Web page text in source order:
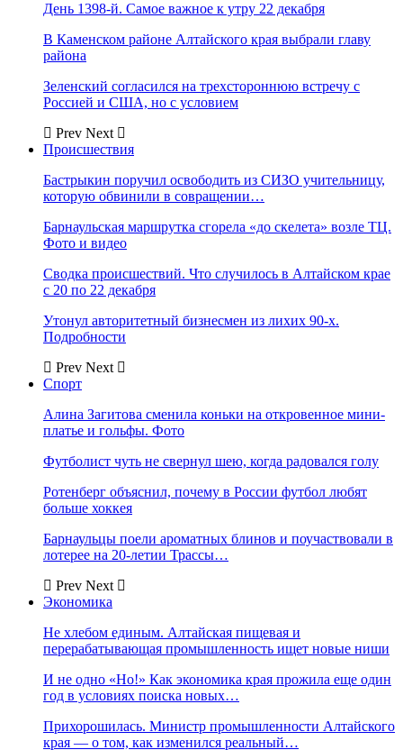
День 1398-й. Самое важное к утру 22 декабря
В Каменском районе Алтайского края выбрали главу
района
Зеленский согласился на трехстороннюю встречу с
Россией и США, но с условием
Prev Next
Происшествия
Бастрыкин поручил освободить из СИЗО учительницу,
которую обвинили в совращении…
Барнаульская маршрутка сгорела «до скелета» возле ТЦ.
Фото и видео
Сводка происшествий. Что случилось в Алтайском крае
с 20 по 22 декабря
Утонул авторитетный бизнесмен из лихих 90-х.
Подробности
Prev Next
Спорт
Алина Загитова сменила коньки на откровенное мини-
платье и гольфы. Фото
Футболист чуть не свернул шею, когда радовался голу
Ротенберг объяснил, почему в России футбол любят
больше хоккея
Барнаульцы поели ароматных блинов и поучаствовали в
лотерее на 20-летии Трассы…
Prev Next
Экономика
Не хлебом единым. Алтайская пищевая и
перерабатывающая промышленность ищет новые ниши
И не одно «Но!» Как экономика края прожила еще один
год в условиях поиска новых…
Прихорошилась. Министр промышленности Алтайского
края — о том, как изменился реальный…